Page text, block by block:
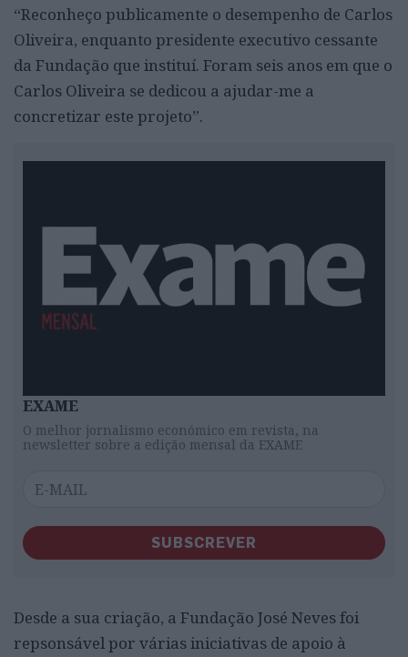
“Reconheço publicamente o desempenho de Carlos
Oliveira, enquanto presidente executivo cessante
da Fundação que instituí. Foram seis anos em que o
Carlos Oliveira se dedicou a ajudar-me a
concretizar este projeto”.
EXAME
O melhor jornalismo económico em revista, na
newsletter sobre a edição mensal da EXAME
SUBSCREVER
Desde a sua criação, a Fundação José Neves foi
repsonsável por várias iniciativas de apoio à